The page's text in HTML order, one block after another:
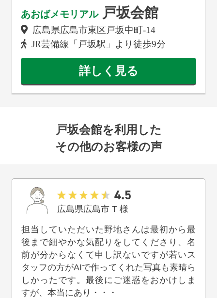
あおばメモリアル戸坂会館
広島県広島市東区戸坂中町3-14
JR芸備線「戸坂駅」より徒歩9分
詳しく見る
戸坂会館を利用した
その他のお客様の声
広島県広島市 T様
4.5
担当していただいた野地さんは最初から最
後まで細やかな気配りをしてくださり、名
前が分からなくて申し訳ないですが若いス
タッフの方がAIで作ってくれた写真も素晴ら
しかったです。最後にご迷惑をおかけしま
すが、本当にあり・・・